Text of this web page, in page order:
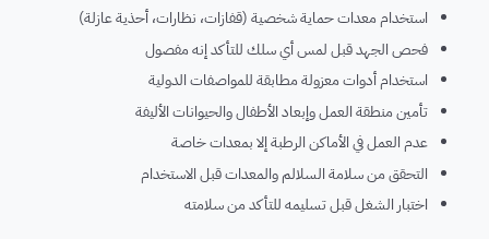
استخدام معدات حماية شخصية (قفازات، نظارات، أحذية عازلة)
فحص الجهد قبل لمس أي سلك للتأكد إنه مفصول
استخدام أدوات معزولة مطابقة للمواصفات الدولية
تأمين منطقة العمل وإبعاد الأطفال والحيوانات الأليفة
عدم العمل في الأماكن الرطبة إلا بمعدات خاصة
التحقق من سلامة السلالم والمعدات قبل الاستخدام
اختبار الشغل قبل تسليمه للتأكد من سلامته